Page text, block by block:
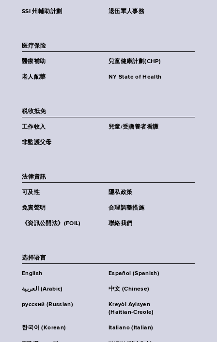
SSI 州輔助計劃 退伍軍人事務
医疗保险
醫療補助 兒童健康計劃(CHP)
老人配藥 NY State of Health
税收抵免
工作收入 兒童/受贍養者看護
非監護父母
法律資訊
可及性 隱私政策
免責聲明 合理調整措施
《資訊公開法》(FOIL) 聯絡我們
选择语言
English Español (Spanish)
العربية (Arabic) 中文 (Chinese)
русский (Russian)
Kreyòl Ayisyen
(Haitian-Creole)
한국어 (Korean) Italiano (Italian)